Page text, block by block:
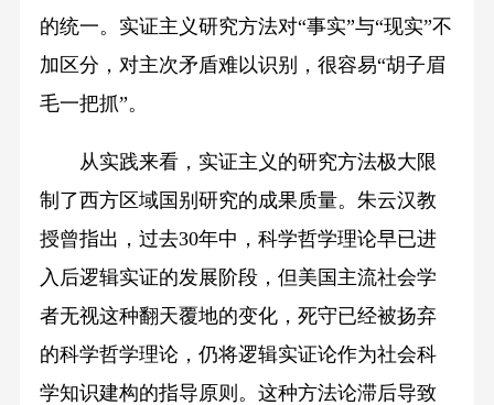
的统一。实证主义研究方法对“事实”与“现实”不
加区分，对主次矛盾难以识别，很容易“胡子眉
毛一把抓”。
从实践来看，实证主义的研究方法极大限
制了西方区域国别研究的成果质量。朱云汉教
授曾指出，过去30年中，科学哲学理论早已进
入后逻辑实证的发展阶段，但美国主流社会学
者无视这种翻天覆地的变化，死守已经被扬弃
的科学哲学理论，仍将逻辑实证论作为社会科
学知识建构的指导原则。这种方法论滞后导致